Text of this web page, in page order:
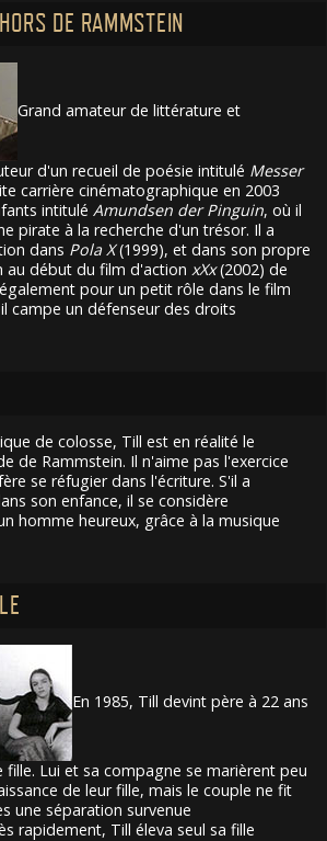
DE RAMMSTEIN
Grand amateur de littérature et
d'un recueil de poésie intitulé Messer
carrière cinématographique en 2003
intitulé Amundsen der Pinguin, où il
pirate à la recherche d'un trésor. Il a
dans Pola X(1999), et dans son propre
au début du film d'action xXx(2002) de
pour un petit rôle dans le film
campe un défenseur des droits
de colosse, Till est en réalité le
de Rammstein. Il n'aime pas l'exercice
se réfugier dans l'écriture. S'il a
son enfance, il se considère
homme heureux, grâce à la musique
En 1985, Till devint père à 22 ans
fille. Lui et sa compagne se marièrent peu
de leur fille, mais le couple ne fit
une séparation survenue
rapidement, Till éleva seul sa fille